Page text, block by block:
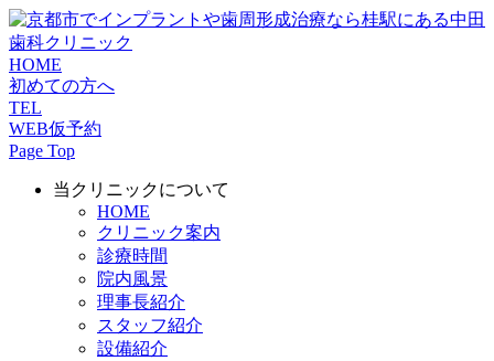
HOME
初めての方へ
TEL
WEB仮予約
Page Top
当クリニックについて
HOME
クリニック案内
診療時間
院内風景
理事長紹介
スタッフ紹介
設備紹介